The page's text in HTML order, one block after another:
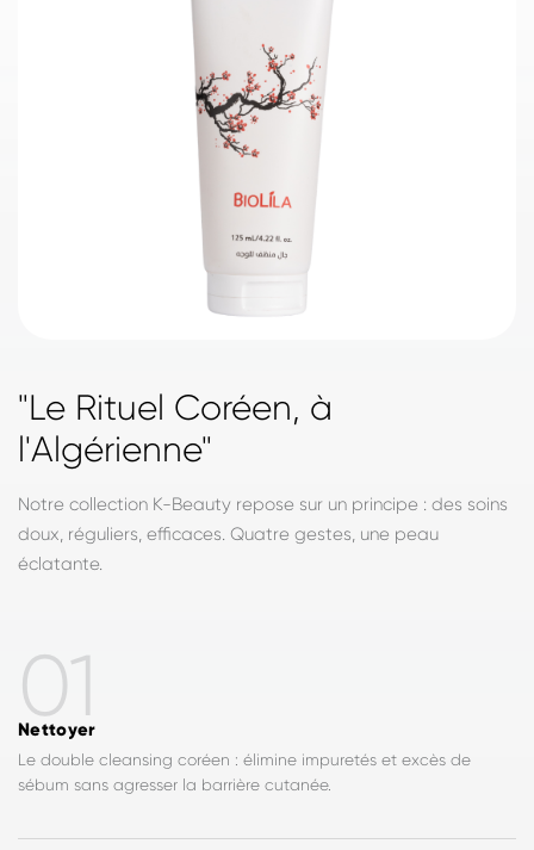
"Le Rituel Coréen, à
l'Algérienne"
Notre collection K-Beauty repose sur un principe : des soins
doux, réguliers, efficaces. Quatre gestes, une peau
éclatante.
01
Nettoyer
Le double cleansing coréen : élimine impuretés et excès de
sébum sans agresser la barrière cutanée.